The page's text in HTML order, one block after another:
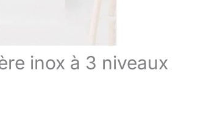
inox à 3 niveaux